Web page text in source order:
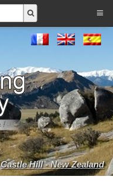
Castle Hill - New Zealand